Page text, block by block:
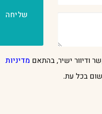
ודיוור ישיר, בהתאם מדיניות
בכל עת.
שליחה